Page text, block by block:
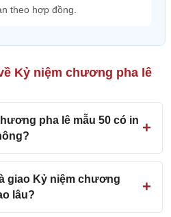
theo hợp đồng.
Kỷ niệm chương pha lê
pha lê mẫu 50 có in
giao Kỷ niệm chương
lâu?